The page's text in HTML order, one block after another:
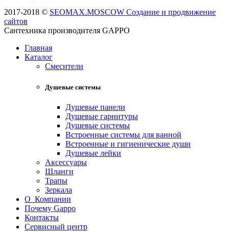
2017-2018 © SEOMAX.MOSCOW Создание и продвижение
сайтов
Сантехника производителя GAPPO
Главная
Каталог
Смесители
Душевые системы
Душевые панели
Душевые гарнитуры
Душевые системы
Встроенные системы для ванной
Встроенные и гигиенические души
Душевые лейки
Аксессуары
Шланги
Трапы
Зеркала
О Компании
Почему Gappo
Контакты
Сервисный центр